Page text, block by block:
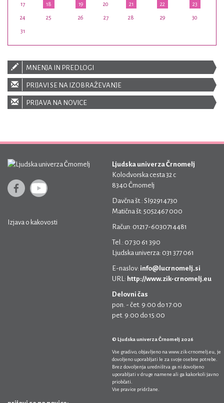
17 18 19 20 21 22 23
24 25 26 27 28 29 30
31
MNENJA IN PREDLOGI
PRIJAVI SE NA IZOBRAŽEVANJE
PRIJAVA NA NOVICE
Izjava o kakovosti
Ljudska univerza Črnomelj
Kolodvorska cesta 32 c
8340 Črnomelj
Davčna št.: SI92914730
Matična št: 5052467 000
Račun: 01217-6030714481
Tel.: 07 30 61 390
Ljudska univerza: 031 377 061
E-naslov: info@lucrnomelj.si
URL: http://www.zik-crnomelj.eu
Delovni čas
pon. - čet. 9:00 do 17:00
pet. 9:00 do 15:00
© Ljudska univerza Črnomelj 2026
Vse gradivo, objavljeno nawww.zik-crnomelj.eu, je
dovoljeno uporabljati le za svoje osebne potrebe.
Brez dovoljenja uredništva ga ni dovoljeno
uporabljati v druge namene ali ga kakorkoli javno
priobčati.
Vse pravice pridržane.